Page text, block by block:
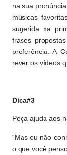
na sua
músicas
sugerida na
frases
preferência. A
rever os vídeos
Dica#3
Peça ajuda aos
“Mas eu não
o que você